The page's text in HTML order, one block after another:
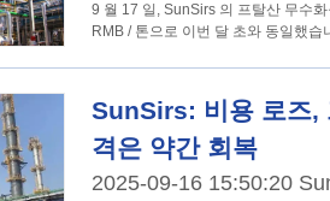
9 월 17 일, SunSirs 의 프탈산 무수
SunSirs: 비용 로즈,
격은 약간 회복
2025-09-16 15:50:20